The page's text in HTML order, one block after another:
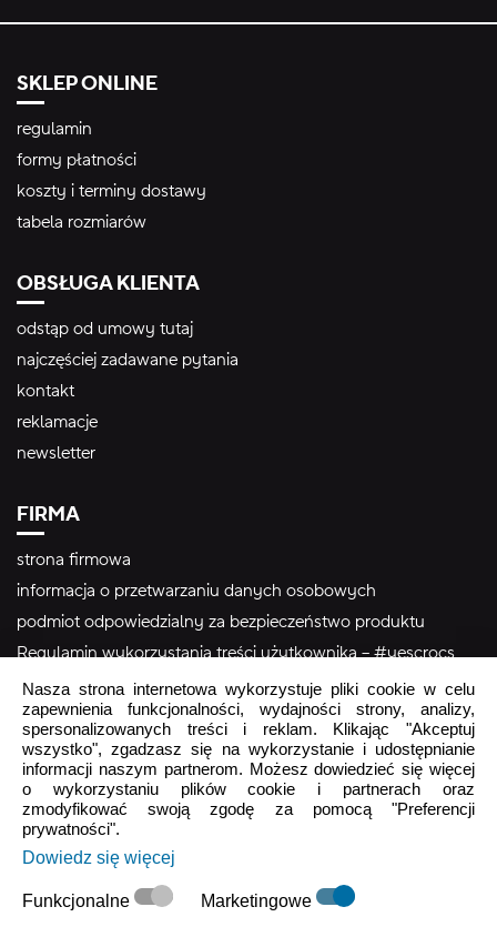
SKLEP ONLINE
regulamin
formy płatności
koszty i terminy dostawy
tabela rozmiarów
OBSŁUGA KLIENTA
odstąp od umowy tutaj
najczęściej zadawane pytania
kontakt
reklamacje
newsletter
FIRMA
strona firmowa
informacja o przetwarzaniu danych osobowych
podmiot odpowiedzialny za bezpieczeństwo produktu
Regulamin wykorzystania treści użytkownika – #yescrocs
Obsługa Klienta
Pon - Pt9:00 - 16:00
Sob - NdzZamknięte
crocs.sklep@intersocks.pl
22 230 94 60
Nasza strona internetowa wykorzystuje pliki cookie w celu
zapewnienia funkcjonalności, wydajności strony, analizy,
spersonalizowanych treści i reklam. Klikając "Akceptuj
wszystko", zgadzasz się na wykorzystanie i udostępnianie
informacji naszym partnerom. Możesz dowiedzieć się więcej
o wykorzystaniu plików cookie i partnerach oraz
zmodyfikować swoją zgodę za pomocą "Preferencji
prywatności".
Dowiedz się więcej
Funkcjonalne Marketingowe